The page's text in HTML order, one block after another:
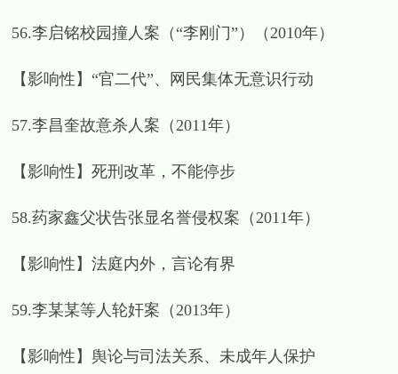
56.李启铭校园撞人案（“李刚门”）（2010年）
【影响性】“官二代”、网民集体无意识行动
57.李昌奎故意杀人案（2011年）
【影响性】死刑改革，不能停步
58.药家鑫父状告张显名誉侵权案（2011年）
【影响性】法庭内外，言论有界
59.李某某等人轮奸案（2013年）
【影响性】舆论与司法关系、未成年人保护